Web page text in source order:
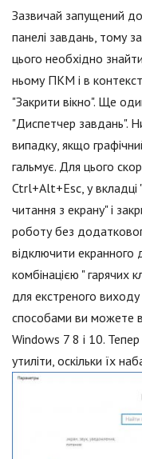
Зазвичай запущений
панелі завдань, тому
цього необхідно
ньому ПКМ і в
"Закрити вікно". Ще
"Диспетчер завдань".
випадку, якщо
гальмує. Для цього
Ctrl+Alt+Esc, у вкладці
читання з екрану" і
роботу без
відключити екранного
комбінацією " гарячих
для екстреного
способами ви можете
Windows 7 8 і 10. Тепер
утиліти, оскільки їх